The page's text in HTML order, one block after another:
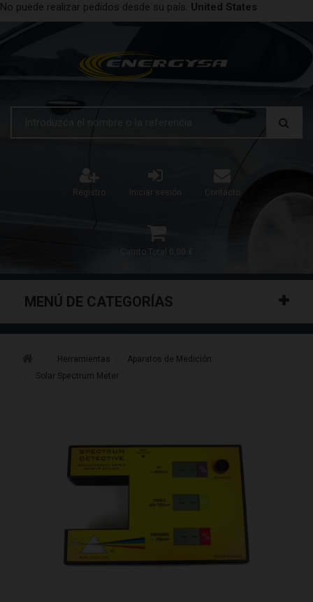
No puede realizar pedidos desde su país. United States
Registro Iniciar sesión Contacto
Carrito Total 0,00 €
MENÚ DE CATEGORÍAS
Herramientas
Aparatos de Medición
Solar Spectrum Meter